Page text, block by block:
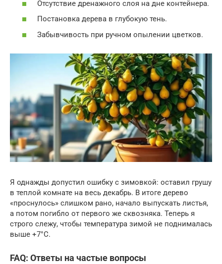
Отсутствие дренажного слоя на дне контейнера.
Постановка дерева в глубокую тень.
Забывчивость при ручном опылении цветков.
Я однажды допустил ошибку с зимовкой: оставил грушу
в теплой комнате на весь декабрь. В итоге дерево
«проснулось» слишком рано, начало выпускать листья,
а потом погибло от первого же сквозняка. Теперь я
строго слежу, чтобы температура зимой не поднималась
выше +7°C.
FAQ: Ответы на частые вопросы